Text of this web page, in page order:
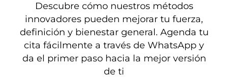
Descubre cómo nuestros métodos
innovadores pueden mejorar tu fuerza,
definición y bienestar general. Agenda tu
cita fácilmente a través de WhatsApp y
da el primer paso hacia la mejor versión
de ti